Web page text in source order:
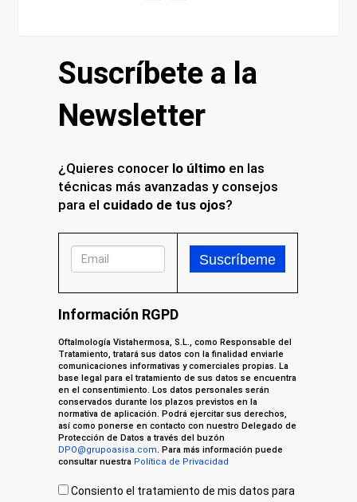
Suscríbete a la
Newsletter
¿Quieres conocer lo último en las
técnicas más avanzadas y consejos
para el cuidado de tus ojos?
Información RGPD
Oftalmología Vistahermosa, S.L., como Responsable del
Tratamiento, tratará sus datos con la finalidad enviarle
comunicaciones informativas y comerciales propias. La
base legal para el tratamiento de sus datos se encuentra
en el consentimiento. Los datos personales serán
conservados durante los plazos previstos en la
normativa de aplicación. Podrá ejercitar sus derechos,
así como ponerse en contacto con nuestro Delegado de
Protección de Datos a través del buzón
DPO@grupoasisa.com. Para más información puede
consultar nuestra Política de Privacidad
Consiento el tratamiento de mis datos para